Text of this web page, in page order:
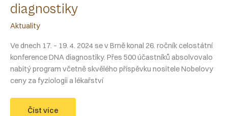
diagnostiky
Aktuality
Ve dnech 17. – 19. 4. 2024 se v Brně konal 26. ročník celostátní
konference DNA diagnostiky. Přes 500 účastníků absolvovalo
nabitý program včetně skvělého příspěvku nositele Nobelovy
ceny za fyziologii a lékařství
Celostátní
Číst více